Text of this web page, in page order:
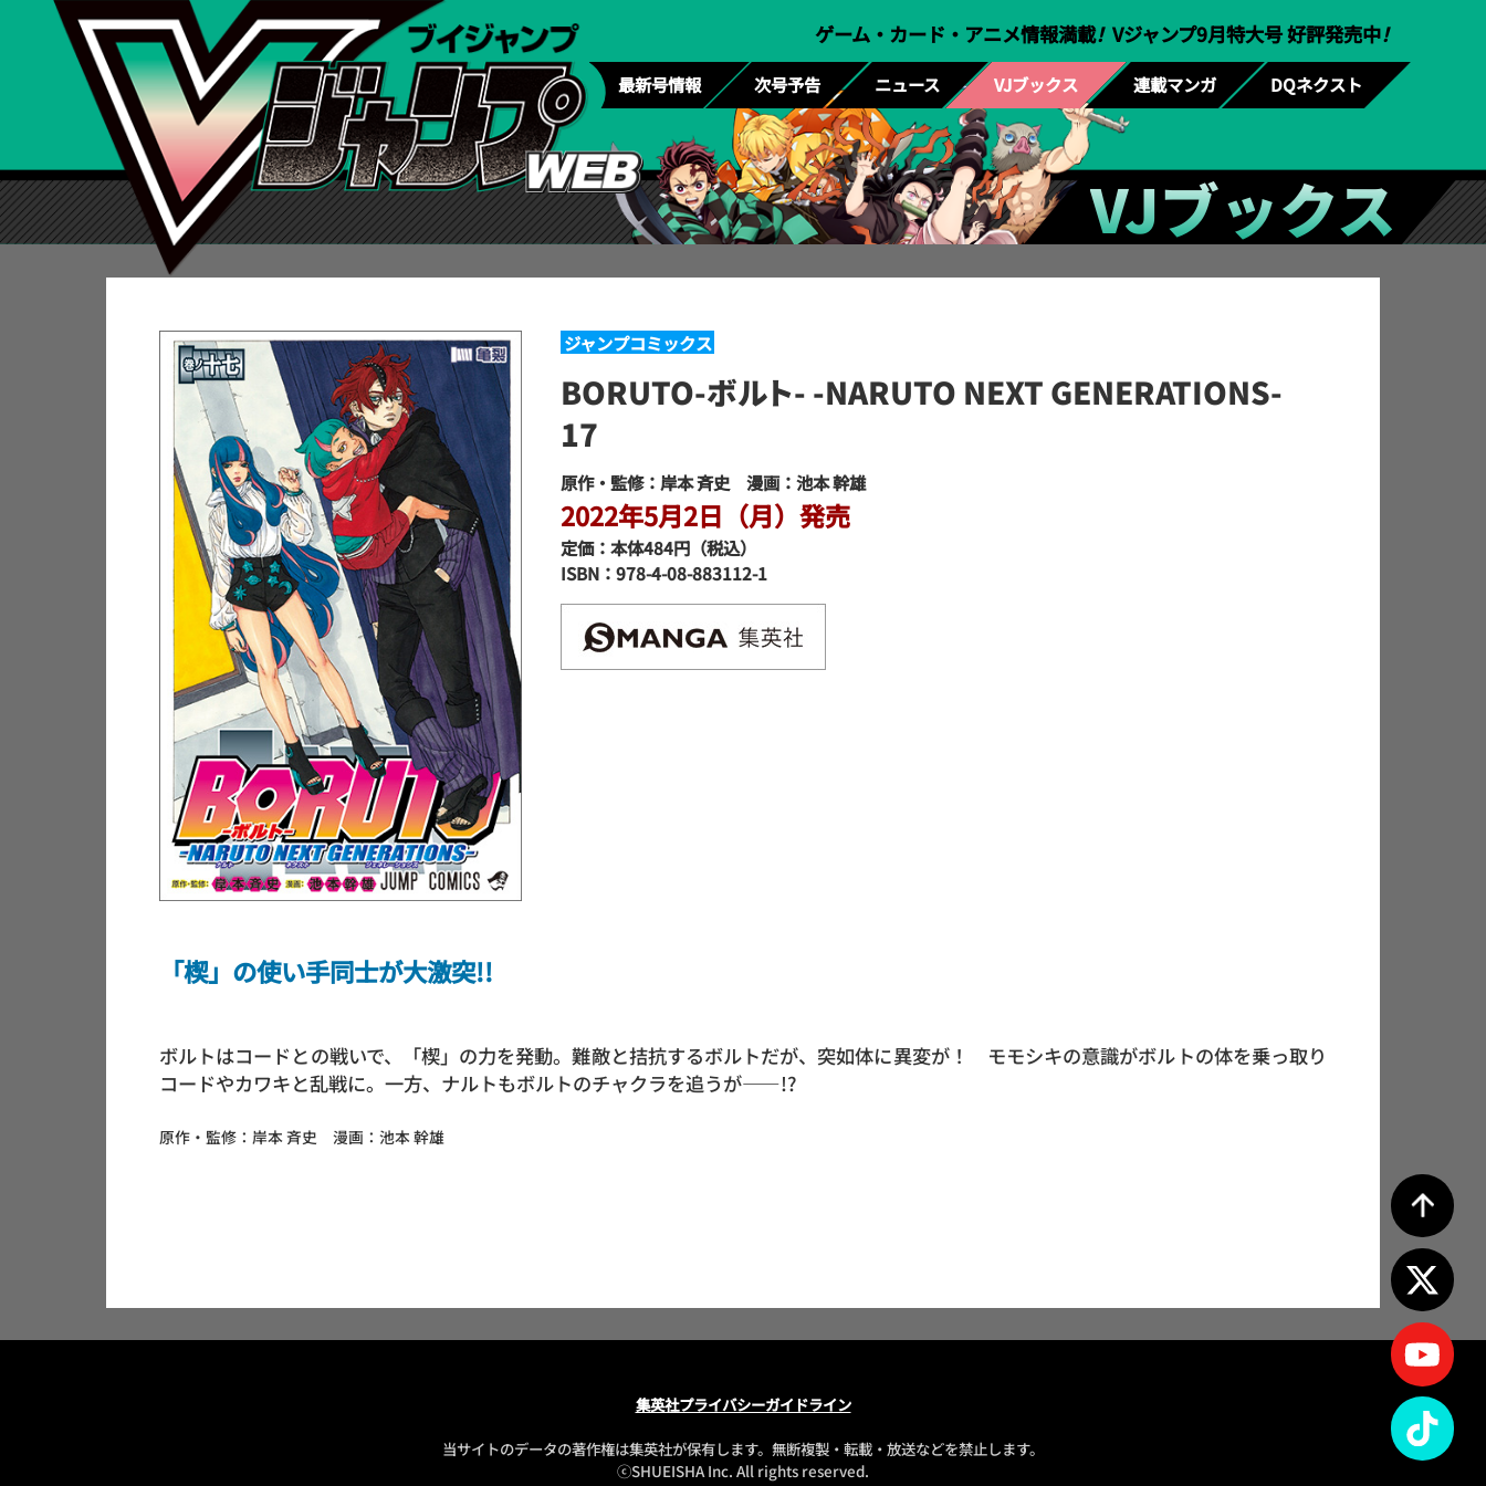
ゲーム・カード・アニメ情報満載！ Vジャンプ9月特大号 好評発売中！
最新号情報 次号予告 ニュース VJブックス 連載マンガ DQネクスト
VJブックス
ジャンプコミックス
BORUTO-ボルト- -NARUTO NEXT GENERATIONS-
17
原作・監修：岸本 斉史 漫画：池本 幹雄
2022年5月2日（月）発売
定価：本体484円（税込）
ISBN：978-4-08-883112-1
「楔」の使い手同士が大激突!!
ボルトはコードとの戦いで、「楔」の力を発動。難敵と拮抗するボルトだが、突如体に異変が！ モモシキの意識がボルトの体を乗っ取り
コードやカワキと乱戦に。一方、ナルトもボルトのチャクラを追うが――!?
原作・監修：岸本 斉史 漫画：池本 幹雄
集英社プライバシーガイドライン
当サイトのデータの著作権は集英社が保有します。 無断複製・転載・放送などを禁止します。
ⓒSHUEISHA Inc. All rights reserved.